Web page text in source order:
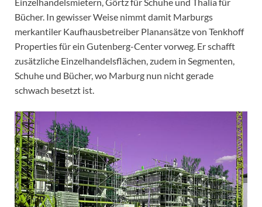
Bücher. In gewisser Weise nimmt damit Marburgs
merkantiler Kaufhausbetreiber Planansätze von Tenkhoff
Properties für ein Gutenberg-Center vorweg. Er schafft
zusätzliche Einzelhandelsflächen, zudem in Segmenten,
Schuhe und Bücher, wo Marburg nun nicht gerade
schwach besetzt ist.